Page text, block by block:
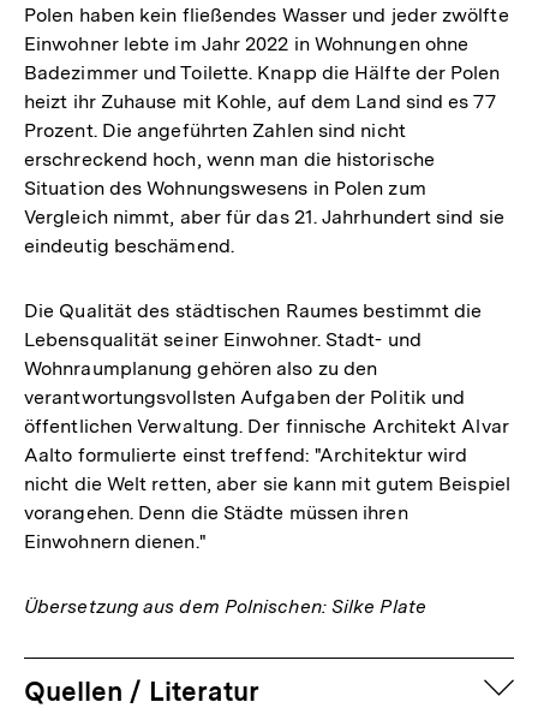
Polen haben kein fließendes Wasser und jeder zwölfte
Einwohner lebte im Jahr 2022 in Wohnungen ohne
Badezimmer und Toilette. Knapp die Hälfte der Polen
heizt ihr Zuhause mit Kohle, auf dem Land sind es 77
Prozent. Die angeführten Zahlen sind nicht
erschreckend hoch, wenn man die historische
Situation des Wohnungswesens in Polen zum
Vergleich nimmt, aber für das 21. Jahrhundert sind sie
eindeutig beschämend.
Die Qualität des städtischen Raumes bestimmt die
Lebensqualität seiner Einwohner. Stadt- und
Wohnraumplanung gehören also zu den
verantwortungsvollsten Aufgaben der Politik und
öffentlichen Verwaltung. Der finnische Architekt Alvar
Aalto formulierte einst treffend: "Architektur wird
nicht die Welt retten, aber sie kann mit gutem Beispiel
vorangehen. Denn die Städte müssen ihren
Einwohnern dienen."
Übersetzung aus dem Polnischen: Silke Plate
Quellen / Literatur